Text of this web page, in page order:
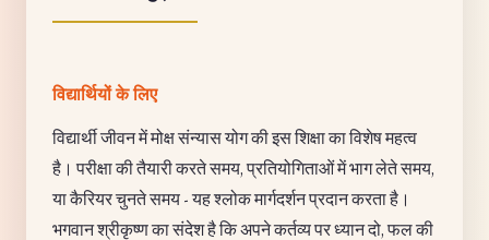
विद्यार्थियों के लिए
विद्यार्थी जीवन में मोक्ष संन्यास योग की इस शिक्षा का विशेष महत्व
है। परीक्षा की तैयारी करते समय, प्रतियोगिताओं में भाग लेते समय,
या कैरियर चुनते समय - यह श्लोक मार्गदर्शन प्रदान करता है।
भगवान श्रीकृष्ण का संदेश है कि अपने कर्तव्य पर ध्यान दो, फल की